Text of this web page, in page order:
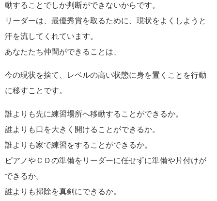
動することでしか判断ができないからです。
リーダーは、最優秀賞を取るために、現状をよくしようと
汗を流してくれています。
あなたたち仲間ができることは、
今の現状を捨て、レベルの高い状態に身を置くことを行動
に移すことです。
誰よりも先に練習場所へ移動することができるか。
誰よりも口を大きく開けることができるか。
誰よりも家で練習をすることができるか。
ピアノやＣＤの準備をリーダーに任せずに準備や片付けが
できるか。
誰よりも掃除を真剣にできるか。